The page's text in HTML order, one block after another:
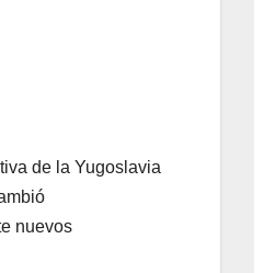
de la Yugoslavia
nuevos